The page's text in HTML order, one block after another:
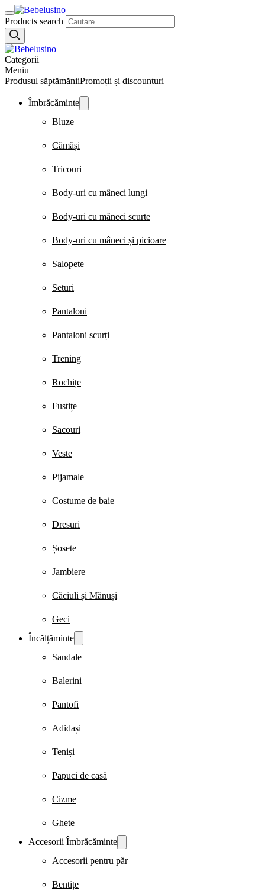
Products search
Categorii
Meniu
Produsul săptămăniiPromoții și discounturi
Îmbrăcăminte
Bluze
Cămăși
Tricouri
Body-uri cu mâneci lungi
Body-uri cu mâneci scurte
Body-uri cu mâneci și picioare
Salopete
Seturi
Pantaloni
Pantaloni scurți
Trening
Rochițe
Fustițe
Sacouri
Veste
Pijamale
Costume de baie
Dresuri
Șosete
Jambiere
Căciuli și Mănuși
Geci
Încălțăminte
Sandale
Balerini
Pantofi
Adidași
Teniși
Papuci de casă
Cizme
Ghete
Accesorii Îmbrăcăminte
Accesorii pentru păr
Bentițe